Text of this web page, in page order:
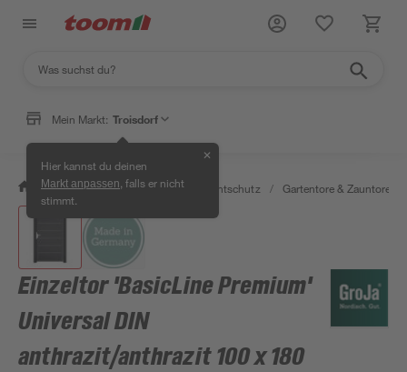
Mein Markt: Troisdorf
Hier kannst du deinen
Markt anpassen , falls er nicht
stimmt.
✕
/ Garten & Freizeit / Zäune & Sichtschutz / Gartentore & Zauntore
Einzeltor 'BasicLine Premium'
Universal DIN
anthrazit/anthrazit 100 x 180